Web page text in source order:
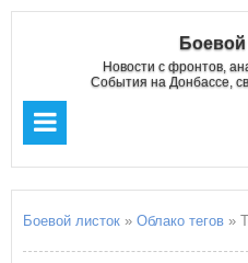
Новости с фронтов,
События на Донбассе,
Боевой листок » Облако тегов »